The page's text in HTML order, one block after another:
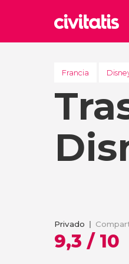
Francia
Privado
9,3 / 10